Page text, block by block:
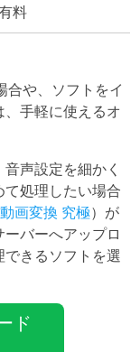
料
合や、ソフトをイ
手軽に使えるオ
声設定を細かく
処理したい場合
画変換 究極）が
バーへアップロ
きるソフトを選
ド